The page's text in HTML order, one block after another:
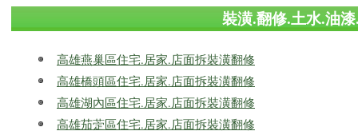
裝潢.翻修.土水.油
高雄燕巢區住宅.居家.店面拆裝潢翻修
高雄橋頭區住宅.居家.店面拆裝潢翻修
高雄湖內區住宅.居家.店面拆裝潢翻修
高雄茄萣區住宅.居家.店面拆裝潢翻修